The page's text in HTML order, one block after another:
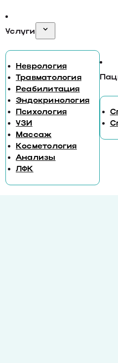
Услуги
Неврология
Травматология
Реабилитация
Эндокринология
Психология
УЗИ
Массаж
Косметология
Анализы
ЛФК